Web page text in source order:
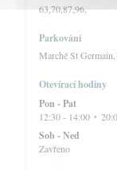
63,70,87,96,
Parkování
Marché St
Otevírací hodiny
Pon -Pat
12:30 - 14:00 •
Sob -Ned
Zavřeno